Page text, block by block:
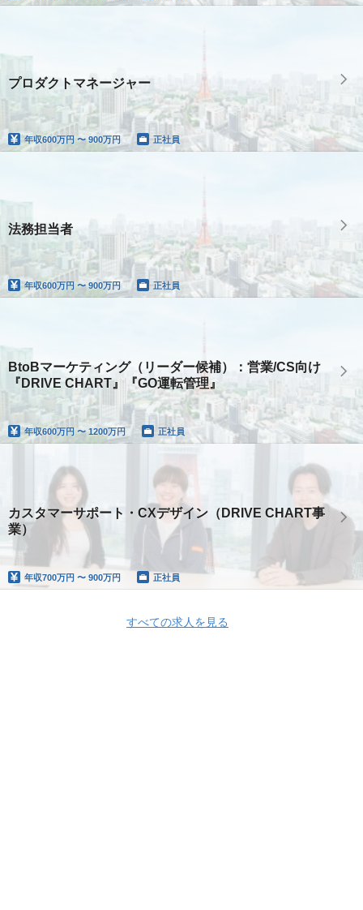
プロダクトマネージャー
年収600万円 〜 900万円 正社員
法務担当者
年収600万円 〜 900万円 正社員
BtoBマーケティング（リーダー候補）：営業/CS向け
『DRIVE CHART』『GO運転管理』
年収600万円 〜 1200万円 正社員
カスタマーサポート・CXデザイン（DRIVE CHART事
業）
年収700万円 〜 900万円 正社員
すべての求人を見る